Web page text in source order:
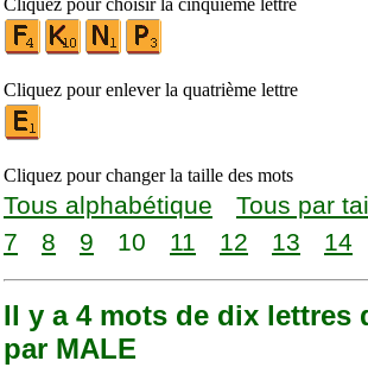
Cliquez pour choisir la cinquième lettre
Cliquez pour enlever la quatrième lettre
Cliquez pour changer la taille des mots
Tous alphabétique Tous par
7
8 9 10 11 12 13 14
Il y a 4 mots de dix lettres
par MALE